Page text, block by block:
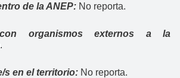
de la ANEP: No reporta.
con organismos externos a la
s en el territorio: No reporta.